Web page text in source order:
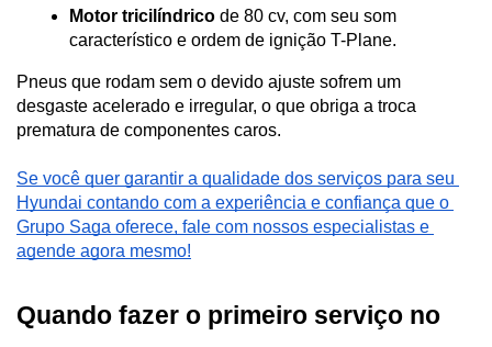
Motor tricilíndrico de 80 cv, com seu som
característico e ordem de ignição T-Plane.
Pneus que rodam sem o devido ajuste sofrem um
desgaste acelerado e irregular, o que obriga a troca
prematura de componentes caros.
Se você quer garantir a qualidade dos serviços para seu
Hyundai contando com a experiência e confiança que o
Grupo Saga oferece, fale com nossos especialistas e
agende agora mesmo!
Quando fazer o primeiro serviço no